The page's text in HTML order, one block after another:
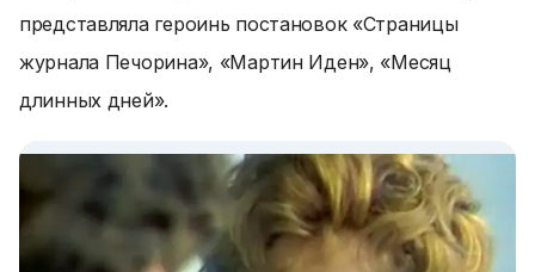
представляла героинь постановок «Страницы
журнала Печорина», «Мартин Иден», «Месяц
длинных дней».